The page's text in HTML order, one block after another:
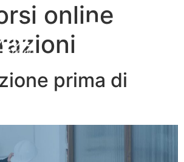
online
prima di